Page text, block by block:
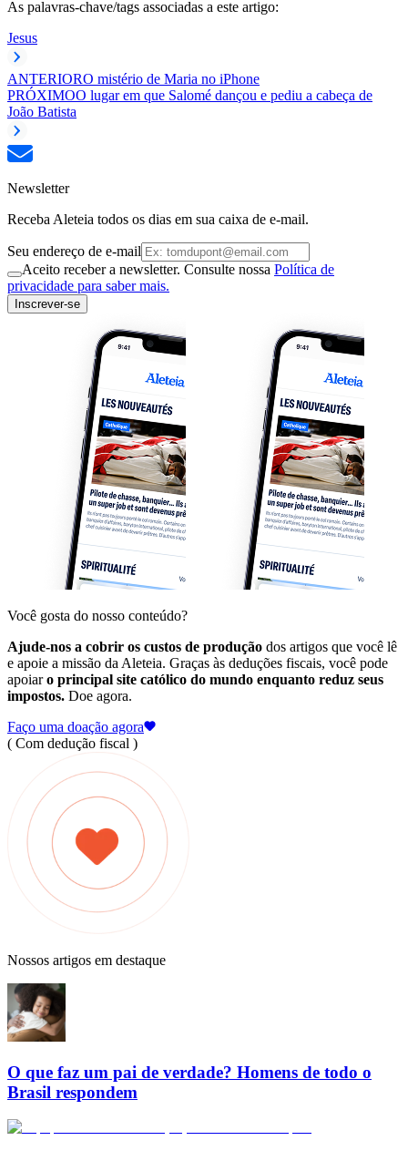
As palavras-chave/tags associadas a este artigo:
Jesus
ANTERIORO mistério de Maria no iPhone
PRÓXIMOO lugar em que Salomé dançou e pediu a cabeça de
João Batista
Newsletter
Receba Aleteia todos os dias em sua caixa de e-mail.
Seu endereço de e-mail
Aceito receber a newsletter. Consulte nossa Política de
privacidade para saber mais.
Inscrever-se
Você gosta do nosso conteúdo?
Ajude-nos a cobrir os custos de produção dos artigos que você lê
e apoie a missão da Aleteia. Graças às deduções fiscais, você pode
apoiaro principal site católico do mundo enquanto reduz seus
impostos. Doe agora.
Faço uma doação agora
( Com dedução fiscal )
Nossos artigos em destaque
O que faz um pai de verdade? Homens de todo o
Brasil respondem